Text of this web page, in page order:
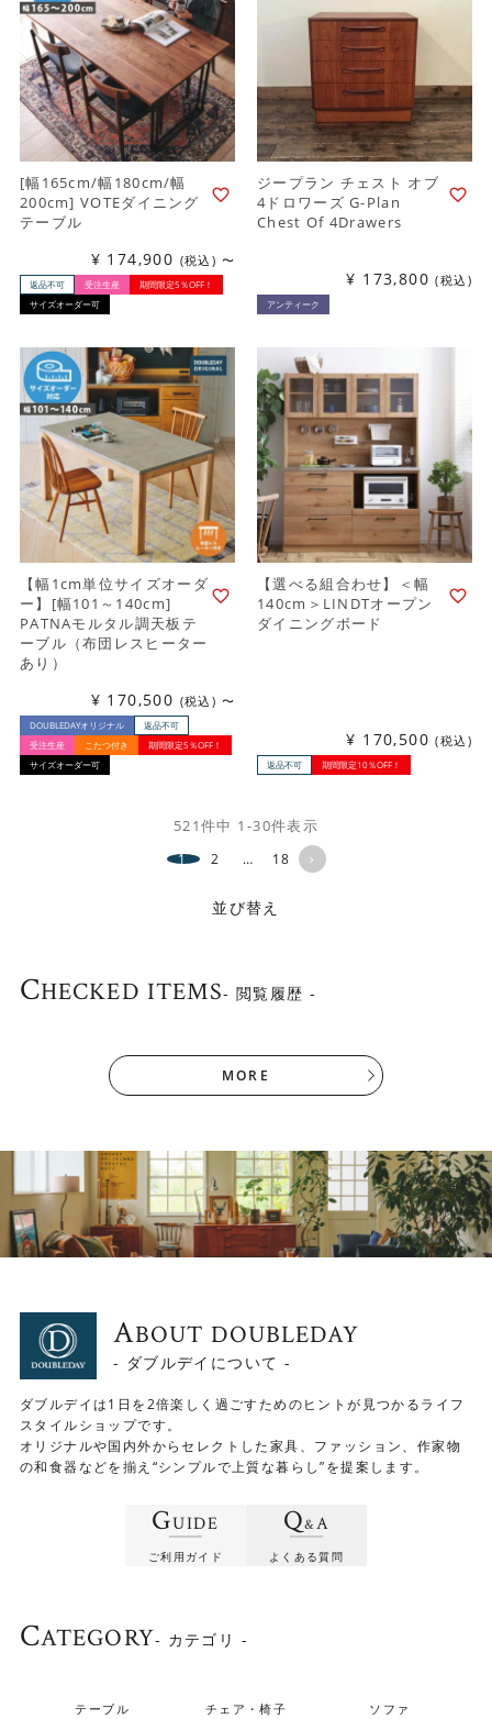
[幅165cm/幅180cm/幅
200cm] VOTEダイニング
テーブル
¥ 174,900 税込 〜
返品不可 受注生産
期間限定5％OFF！
サイズオーダー可
ジープラン チェスト オブ
4ドロワーズ G-Plan
Chest Of 4Drawers
¥ 173,800 税込
アンティーク
【幅1cm単位サイズオーダ
ー】[幅101～140cm]
PATNAモルタル調天板テ
ーブル（布団レスヒーター
あり）
¥ 170,500 税込 〜
DOUBLEDAYオリジナル
返品不可
受注生産
こたつ付き
期間限定5％OFF！
サイズオーダー可
【選べる組合わせ】＜幅
140cm＞LINDTオープン
ダイニングボード
¥ 170,500 税込
返品不可 期間限定10％OFF！
並び替え
521件中 1 -30件表示
1 2 … 18
CHECKED ITEMS- 閲覧履歴 -
MORE
ABOUT DOUBLEDAY
- ダブルデイについて -
ダブルデイは1日を2倍楽しく過ごすためのヒントが見つかるライフ
スタイルショップです。
オリジナルや国内外からセレクトした家具、ファッション、作家物
の和食器などを揃え“シンプルで上質な暮らし”を提案します。
GUIDE
ご利用ガイド
Q&A
よくある質問
CATEGORY- カテゴリ -
テーブル チェア・椅子 ソファ